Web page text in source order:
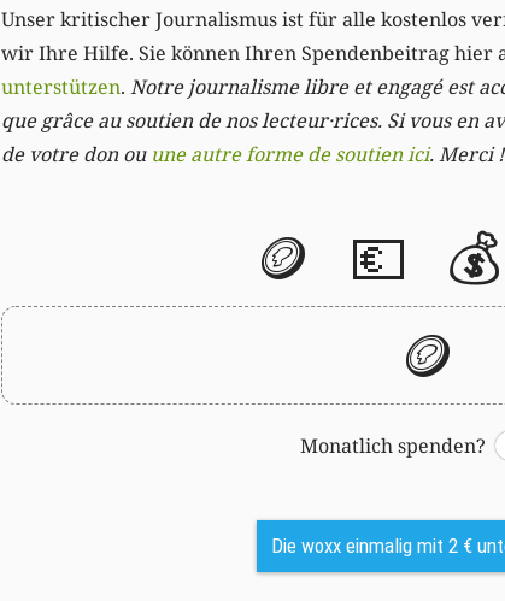
Unser kritischer Journalismus ist für alle kostenlos
wir Ihre Hilfe. Sie können Ihren Spendenbeitrag hier
unterstützen. Notre journalisme libre et engagé est
que grâce au soutien de nos lecteur·rices. Si vous en
de votre don ou une autre forme de soutien ici. Merci
🪙 💶 💰
🪙
Monatlich spenden?
Switch
Die woxx einmalig mit 2 €